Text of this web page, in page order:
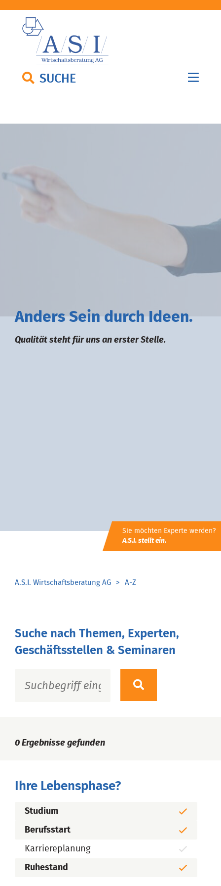
SUCHE
Anders Sein durch deen.
Qualität steht für uns an erster Stelle.
Sie möchten Experte werden?
A.S.I. stellt ein.
A.S.I. Wirtschaftsberatung AG A-Z
Suche nach Themen, Experten,
Geschäftsstellen & Seminaren
0 Ergebnisse gefunden
Ihre Lebensphase?
Studium
Berufsstart
Karriereplanung
Ruhestand